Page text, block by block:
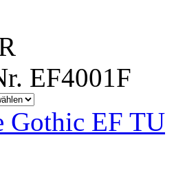
EF4001F
Gothic EF TU